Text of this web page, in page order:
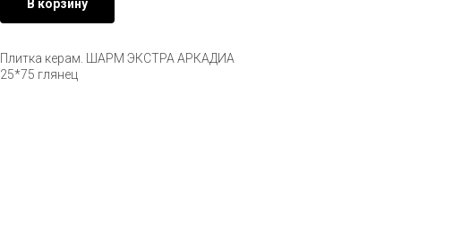
В корзину
Плитка керам. ШАРМ ЭКСТРА АРКАДИА
25*75 глянец